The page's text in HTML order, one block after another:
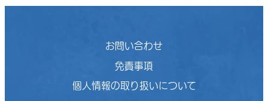
お問い合わせ
免責事項
個人情報の取り扱いについて